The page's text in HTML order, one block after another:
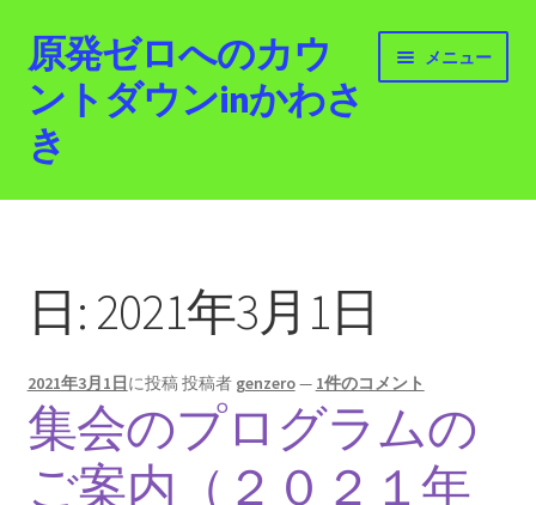
ナ
ビ
ゲ
ー
シ
キ
ッ
プ
コ
ン
テ
ン
ツ
プ
原発ゼロへのカウ
ントダウンinかわさ
き
メニュー
ホーム
活動紹介
2012.3.11 「原発ゼロへのカウントダウンinかわさ
き」「原発ゼロへの行進！誰でもデモ！」
原発ゼロ金曜日行動 inかわさき
日: 2021年3月1日
2021年3月1日に投稿投稿者 genzero— 1件のコメント
集会のプログラムの
ご案内（２０２１年